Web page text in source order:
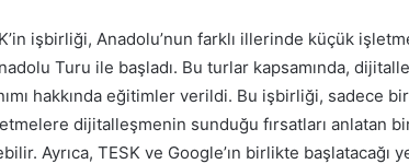
işbirliği, Anadolu’nun farklı illerinde küçük
Turu ile başladı. Bu turlar kapsamında,
hakkında eğitimler verildi. Bu işbirliği, sadece
dijitalleşmenin sunduğu fırsatları anlatan
Ayrıca, TESK ve Google’ın birlikte başlatacağı